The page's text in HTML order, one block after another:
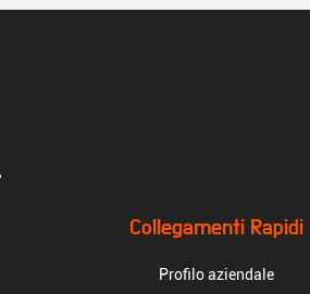
Collegamenti Rapidi
Profilo aziendale